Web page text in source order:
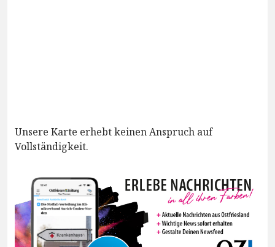
Unsere Karte erhebt keinen Anspruch auf
Vollständigkeit.